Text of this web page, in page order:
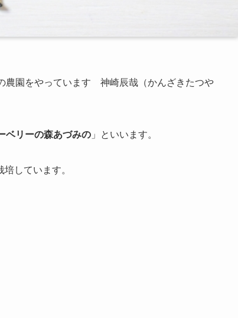
農園 をやっています 神崎辰哉（かんざきたつや
ベリーの森あづみの 」といいます。
しています。